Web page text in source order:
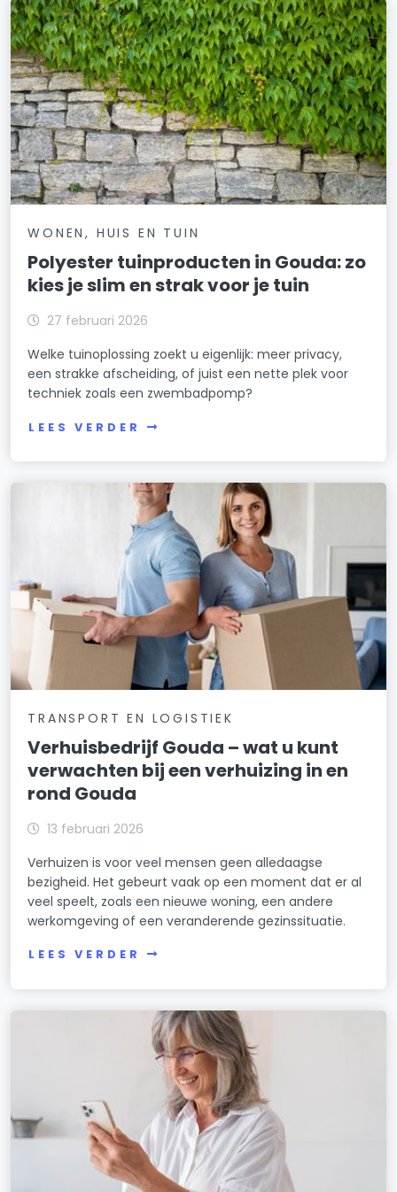
WONEN, HUIS EN TUIN
Polyester tuinproducten in Gouda: zo
kies je slim en strak voor je tuin
27 februari 2026
Welke tuinoplossing zoekt u eigenlijk: meer privacy,
een strakke afscheiding, of juist een nette plek voor
techniek zoals een zwembadpomp?
LEES VERDER
TRANSPORT EN LOGISTIEK
Verhuisbedrijf Gouda – wat u kunt
verwachten bij een verhuizing in en
rond Gouda
13 februari 2026
Verhuizen is voor veel mensen geen alledaagse
bezigheid. Het gebeurt vaak op een moment dat er al
veel speelt, zoals een nieuwe woning, een andere
werkomgeving of een veranderende gezinssituatie.
LEES VERDER